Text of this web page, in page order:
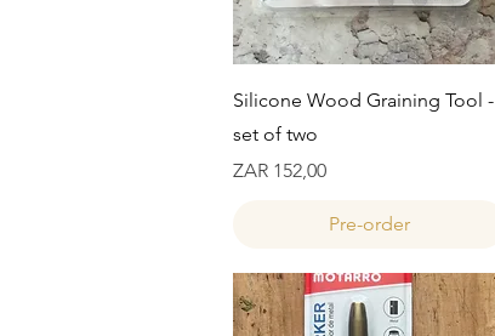
Snel overzicht
Silicone Wood Graining Tool -
set of two
Prijs
ZAR 152,00
Pre-order